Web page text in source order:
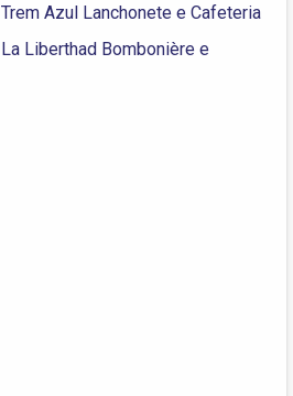
Trem Azul Lanchonete e Cafeteria
La Liberthad Bombonière e